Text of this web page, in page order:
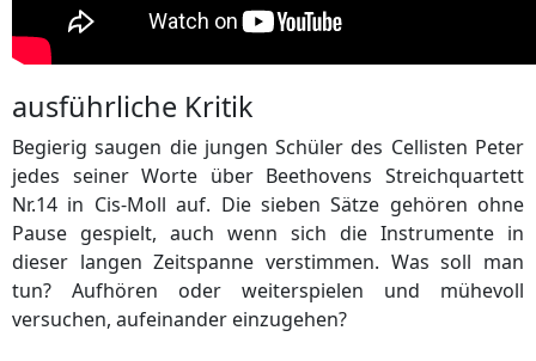
ausführliche Kritik
Begierig saugen die jungen Schüler des Cellisten Peter
jedes seiner Worte über Beethovens Streichquartett
Nr.14 in Cis-Moll auf. Die sieben Sätze gehören ohne
Pause gespielt, auch wenn sich die Instrumente in
dieser langen Zeitspanne verstimmen. Was soll man
tun? Aufhören oder weiterspielen und mühevoll
versuchen, aufeinander einzugehen?